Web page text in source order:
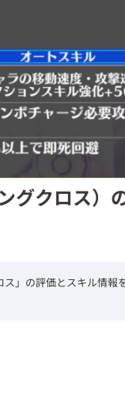
グクロス）
」の評価とスキル情報